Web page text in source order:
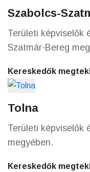
Szabolcs-
Területi képviselők
Szatmár-Bereg
Kereskedők
Tolna
Területi képviselők
megyében.
Kereskedők